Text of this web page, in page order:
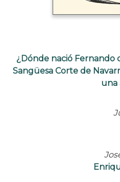
¿Dónde nació Fernando
Sangüesa Corte de
una